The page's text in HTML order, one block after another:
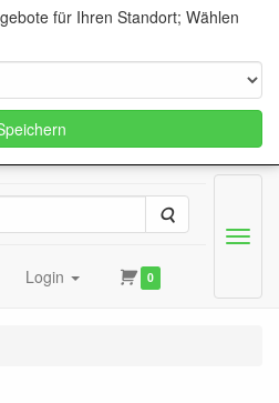
Suche
Login 0
Menu
für Ihren Standort; Wählen